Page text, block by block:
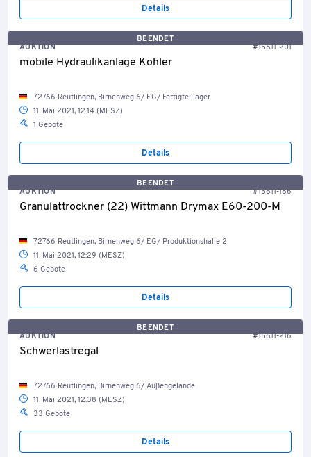
Details
BEENDET
AUKTION
#15611-201
mobile Hydraulikanlage Kohler
72766 Reutlingen, Birnenweg 6/ EG/ Fertigteillager
11. Mai 2021, 12:14 (MESZ)
1 Gebote
Details
BEENDET
AUKTION
#15611-186
Granulattrockner (22) Wittmann Drymax E60-200-M
72766 Reutlingen, Birnenweg 6/ EG/ Produktionshalle 2
11. Mai 2021, 12:29 (MESZ)
6 Gebote
Details
BEENDET
AUKTION
#15611-216
Schwerlastregal
72766 Reutlingen, Birnenweg 6/ Außengelände
11. Mai 2021, 12:38 (MESZ)
33 Gebote
Details